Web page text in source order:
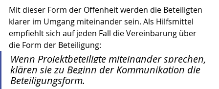
Mit dieser Form der Offenheit werden die Beteiligten
klarer im Umgang miteinander sein. Als Hilfsmittel
empfiehlt sich auf jeden Fall die Vereinbarung über
die Form der Beteiligung:
Wenn Projektbeteiligte miteinander sprechen,
klären sie zu Beginn der Kommunikation die
Beteiligungsform.